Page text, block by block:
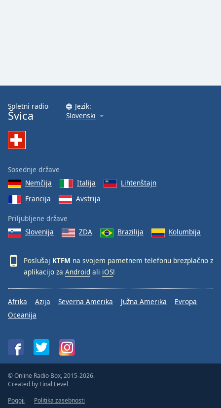
Spletni radio
Švica
Jezik:
Slovenski
Sosednje države
Nemčija
Italija
Lihtenštajn
Francija
Avstrija
Priljubljene države
Slovenija
ZDA Brazilija Kolumbija
Poslušaj KTFM na svojem pametnem telefonu brezplačno z
aplikacijo za Android ali iOS!
Afrika Azija Severna Amerika Južna Amerika
Evropa
Oceanija
© Online Radio Box, 2015-2026.
Created by Final Level
Pogoji
Politika zasebnosti